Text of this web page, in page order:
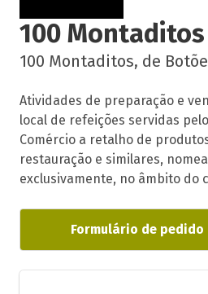
100 Montaditos
100 Montaditos, de
Atividades de preparação e
local de refeições servidas
Comércio a retalho de
restauração e similares,
exclusivamente, no âmbito do
Formulário de